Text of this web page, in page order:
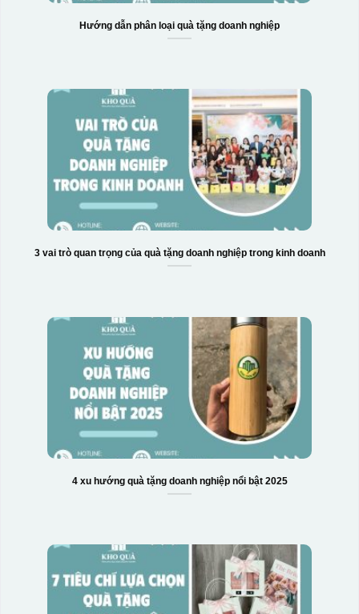
Hướng dẫn phân loại quà tặng doanh nghiệp
3 vai trò quan trọng của quà tặng doanh nghiệp trong kinh doanh
4 xu hướng quà tặng doanh nghiệp nổi bật 2025